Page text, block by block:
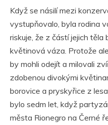
Když se násilí mezi
vystupňovalo, byla rodina
riskuje, že z částí jejich
květinová váza. Protože
by mohli odejít a milovali
zdobenou divokými
borovice a pryskyřice z
bylo sedm let, když
města Rionegro na Černé